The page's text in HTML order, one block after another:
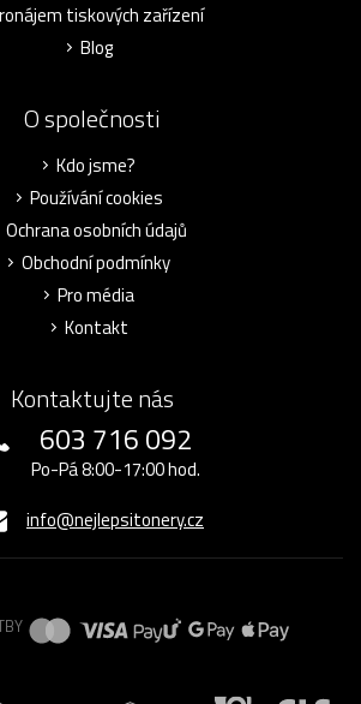
tiskových zařízení
Blog
O společnosti
Kdo jsme?
Používání cookies
Ochrana osobních údajů
Obchodní podmínky
Pro média
Kontakt
Kontaktujte nás
603 716 092
Po-Pá 8:00-17:00 hod.
info@nejlepsitonery.cz